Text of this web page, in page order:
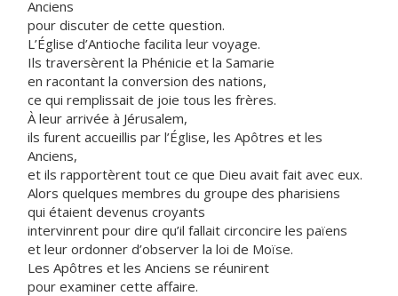
Anciens
pour discuter de cette question.
L’Église d’Antioche facilita leur voyage.
Ils traversèrent la Phénicie et la Samarie
en racontant la conversion des nations,
ce qui remplissait de joie tous les frères.
À leur arrivée à Jérusalem,
ils furent accueillis par l’Église, les Apôtres et les
Anciens,
et ils rapportèrent tout ce que Dieu avait fait avec eux.
Alors quelques membres du groupe des pharisiens
qui étaient devenus croyants
intervinrent pour dire qu’il fallait circoncire les païens
et leur ordonner d’observer la loi de Moïse.
Les Apôtres et les Anciens se réunirent
pour examiner cette affaire.